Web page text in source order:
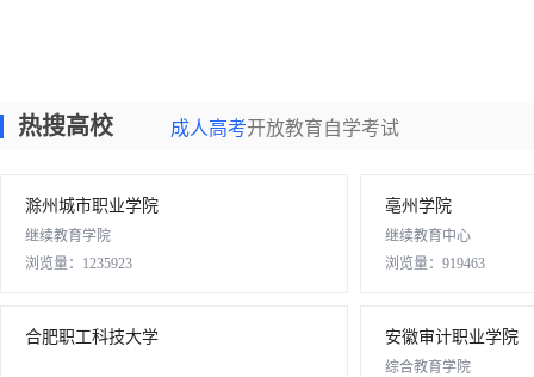
热搜高校 成人高考开放教育自学考试
滁州城市职业学院
继续教育学院
浏览量：1235923
亳州学院
继续教育中心
浏览量：919463
合肥职工科技大学 安徽审计职业学院
综合教育学院